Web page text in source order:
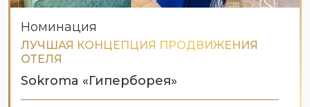
Номинация
ЛУЧШАЯ КОНЦЕПЦИЯ ПРОДВИЖЕНИЯ
ОТЕЛЯ
Sokroma «Гиперборея»